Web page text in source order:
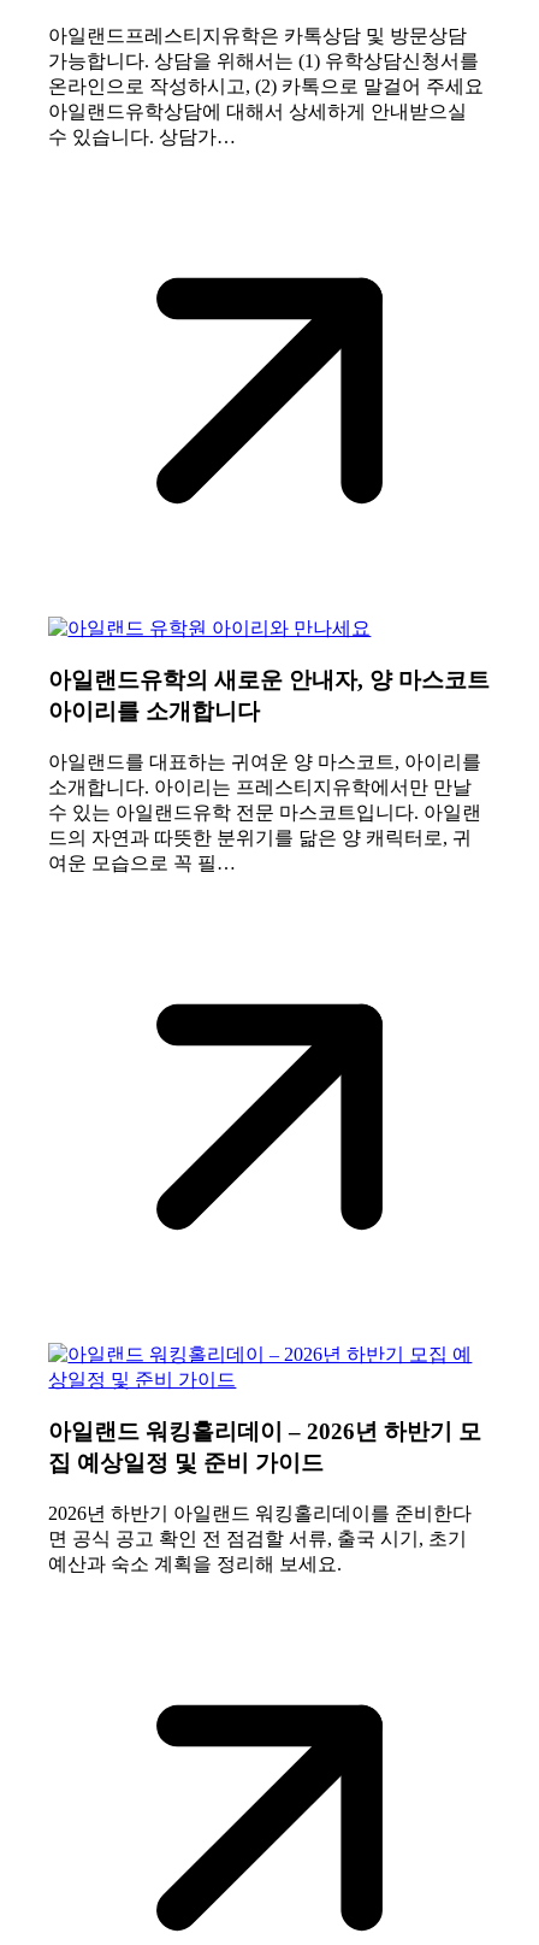
아일랜드프레스티지유학은 카톡상담 및 방문상담
가능합니다. 상담을 위해서는 (1) 유학상담신청서를
온라인으로 작성하시고, (2) 카톡으로 말걸어 주세요
아일랜드유학상담에 대해서 상세하게 안내받으실
수 있습니다. 상담가…
아일랜드유학의 새로운 안내자, 양 마스코트
아이리를 소개합니다
아일랜드를 대표하는 귀여운 양 마스코트, 아이리를
소개합니다. 아이리는 프레스티지유학에서만 만날
수 있는 아일랜드유학 전문 마스코트입니다. 아일랜
드의 자연과 따뜻한 분위기를 닮은 양 캐릭터로, 귀
여운 모습으로 꼭 필…
아일랜드 워킹홀리데이 – 2026년 하반기 모
집 예상일정 및 준비 가이드
2026년 하반기 아일랜드 워킹홀리데이를 준비한다
면 공식 공고 확인 전 점검할 서류, 출국 시기, 초기
예산과 숙소 계획을 정리해 보세요.